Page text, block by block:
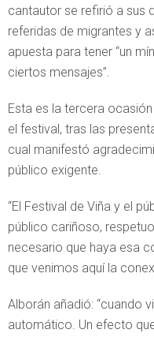
cantautor se refirió a sus
referidas de migrantes y
apuesta para tener “un
ciertos mensajes”.
Esta es la tercera
el festival, tras las
cual manifestó
público exigente.
“El Festival de Viña y el
público cariñoso,
necesario que haya esa
que venimos aquí la
Alborán añadió: “cuando
automático. Un efecto